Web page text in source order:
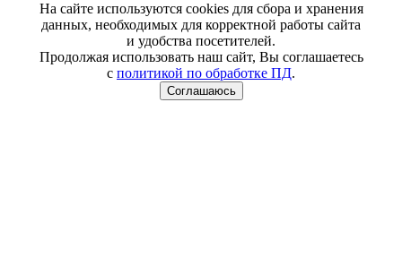
На сайте используются cookies для сбора и хранения
данных, необходимых для корректной работы сайта
и удобства посетителей.
Продолжая использовать наш сайт, Вы соглашаетесь
с политикой по обработке ПД.
Соглашаюсь